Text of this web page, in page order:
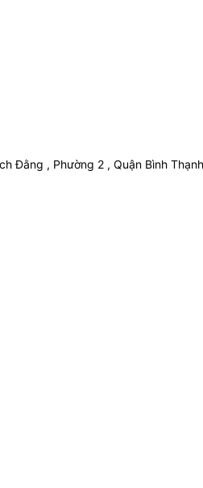
Đằng , Phường 2 , Quận Bình